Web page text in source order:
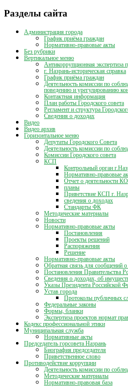
Разделы сайта
Администрация города
График приёма граждан
Нормативно-правовые акты
Без рубрики
Вертикальное меню
Антикоррупционная экспертиза
г. Назрань-историческая справка
График приёма граждан
Деятельность комиссии по
поведению и урегулированию
Контактная информация
План работы Городского совета
Регламент и структура
Сведения о доходах
Видео
Видео архив
Горизонтальное меню
Депутаты Городского Совета
Деятельность комиссии по
Комиссии Городского совета
КСП
Контрольный орган
Нормативно-правовые
Отчет о деятельности КО
планы
Приветствие КСП г.
сведения о доходах
Стандарты ФК
Методические материалы
Новости
Нормативно-правовые акты
Постановления
Проекты решений
Распоряжения
Решение
Нормативно-правовые акты
Обратная связь для сообщений
Постановления Правительства
Сведения о доходах, об
Указы Президента Российской
Устав города
Протоколы публичных
Федеральные законы
Формы, бланки
Экспертиза проектов нормат
Кодекс профессиональной этики
Муниципальная служба
Нормативные акты
Председатель горсовета Назрань
Биография председателя
Приветственное слово
Противодействие коррупции
Деятельность комиссии по
Методические материалы
Нормативно-правовая база